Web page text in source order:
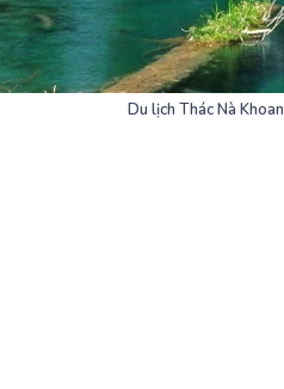
Du lịch Thác Nà